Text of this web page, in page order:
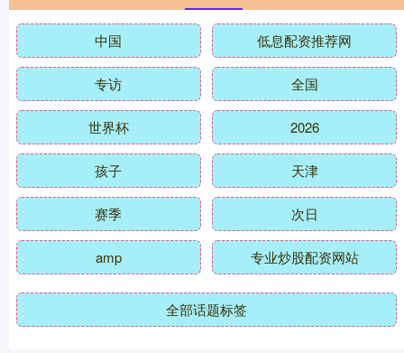
中国 低息配资推荐网
专访 全国
世界杯 2026
孩子 天津
赛季 次日
amp 专业炒股配资网站
全部话题标签